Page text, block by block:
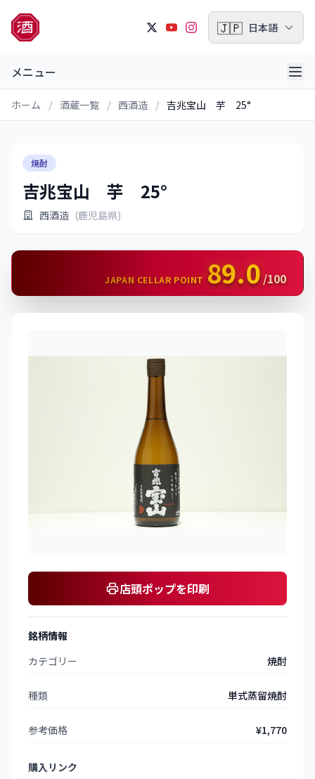
🇯🇵 日本語
メニュー
ホーム / 酒蔵一覧 / 西酒造 / 吉兆宝山 芋 25°
焼酎
吉兆宝山 芋 25°
西酒造 (鹿児島県)
JAPAN CELLAR POINT 89.0 /100
店頭ポップを印刷
銘柄情報
カテゴリー
焼酎
種類 単式蒸留焼酎
参考価格 ¥1,770
購入リンク